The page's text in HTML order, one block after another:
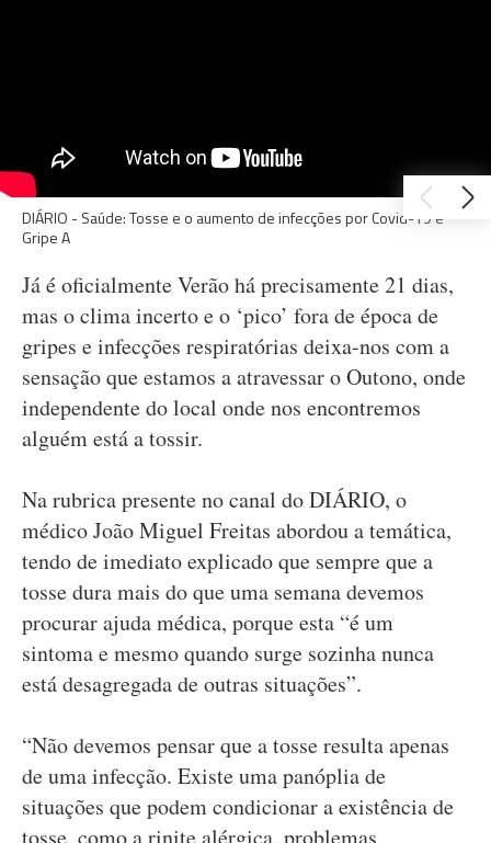
DIÁRIO - Saúde: Tosse e o aumento de infecções por Covid-19 e
Gripe A
Já é oficialmente Verão há precisamente 21 dias,
mas o clima incerto e o ‘pico’ fora de época de
gripes e infecções respiratórias deixa-nos com a
sensação que estamos a atravessar o Outono, onde
independente do local onde nos encontremos
alguém está a tossir.
Na rubrica presente no canal do DIÁRIO, o
médico João Miguel Freitas abordou a temática,
tendo de imediato explicado que sempre que a
tosse dura mais do que uma semana devemos
procurar ajuda médica, porque esta “é um
sintoma e mesmo quando surge sozinha nunca
está desagregada de outras situações”.
“Não devemos pensar que a tosse resulta apenas
de uma infecção. Existe uma panóplia de
situações que podem condicionar a existência de
tosse, como a rinite alérgica, problemas